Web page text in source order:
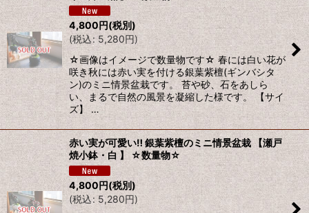
4,800円(税別)
(税込: 5,280円)
☆画像はイメージで数量物です☆ 春には白い花が
咲き秋には赤い実を付ける銀葉紫檀(ギンバシタ
ン)のミニ情景盆栽です。 苔や砂、石をあしら
い、まるで自然の風景を凝縮した様です。 【サイ
ズ】 …
赤い実が可愛い‼ 銀葉紫檀のミニ情景盆栽 【瀬戸
焼小鉢・白 】 ☆数量物☆
4,800円(税別)
(税込: 5,280円)